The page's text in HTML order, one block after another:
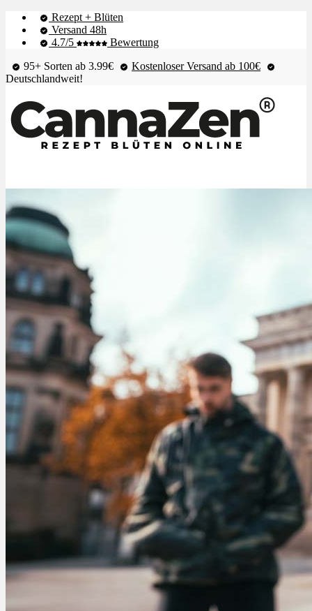
Rezept + Blüten
Versand 48h
4.7/5
Bewertung
95+ Sorten ab 3.99€
Kostenloser Versand ab 100€
Deutschlandweit!
Shop & Live-Bestand
Blüten
Ablauf
Therapien
Alle Krankheiten
Chronische Schmerzen
ADHS
Angststörungen
Chronische Migräne